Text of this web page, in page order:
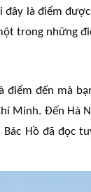
là điểm
trong những
điểm đến mà
Minh. Đến Hà
Hồ đã đọc